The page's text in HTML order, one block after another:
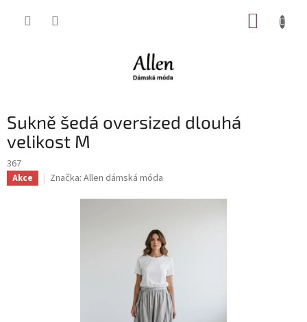
Sukně šedá oversized dlouhá
velikost M
367
Akce Značka: Allen dámská móda